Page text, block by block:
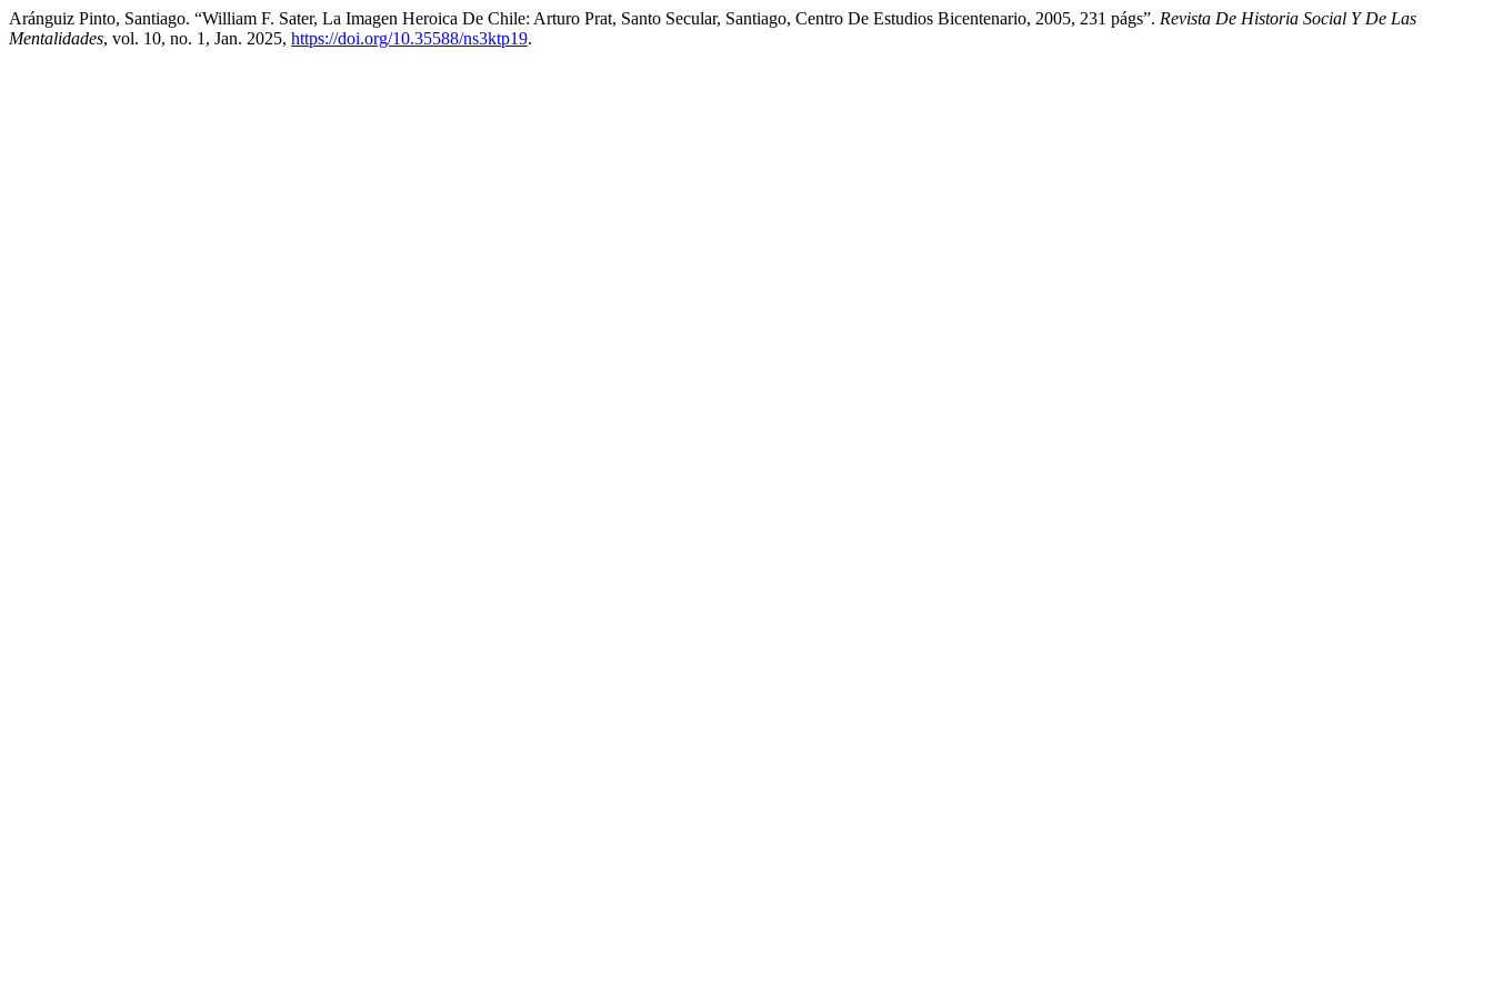
Aránguiz Pinto, Santiago. “William F. Sater, La Imagen Heroica De Chile: Arturo Prat, Santo Secular, Santiago, Centro De Estudios Bicentenario, 2005, 231 págs”. Revista De Historia Social Y De Las
Mentalidades, vol. 10, no. 1, Jan. 2025, https://doi.org/10.35588/ns3ktp19.